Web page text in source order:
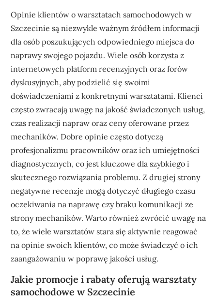
Opinie klientów o warsztatach samochodowych w
Szczecinie są niezwykle ważnym źródłem informacji
dla osób poszukujących odpowiedniego miejsca do
naprawy swojego pojazdu. Wiele osób korzysta z
internetowych platform recenzyjnych oraz forów
dyskusyjnych, aby podzielić się swoimi
doświadczeniami z konkretnymi warsztatami. Klienci
często zwracają uwagę na jakość świadczonych usług,
czas realizacji napraw oraz ceny oferowane przez
mechaników. Dobre opinie często dotyczą
profesjonalizmu pracowników oraz ich umiejętności
diagnostycznych, co jest kluczowe dla szybkiego i
skutecznego rozwiązania problemu. Z drugiej strony
negatywne recenzje mogą dotyczyć długiego czasu
oczekiwania na naprawę czy braku komunikacji ze
strony mechaników. Warto również zwrócić uwagę na
to, że wiele warsztatów stara się aktywnie reagować
na opinie swoich klientów, co może świadczyć o ich
zaangażowaniu w poprawę jakości usług.
Jakie promocje i rabaty oferują warsztaty
samochodowe w Szczecinie